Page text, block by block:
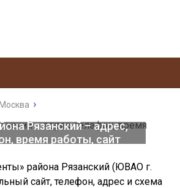
Москва
Рязанский – адрес,
время работы, сайт
района Рязанский (ЮВАО г.
сайт, телефон, адрес и схема